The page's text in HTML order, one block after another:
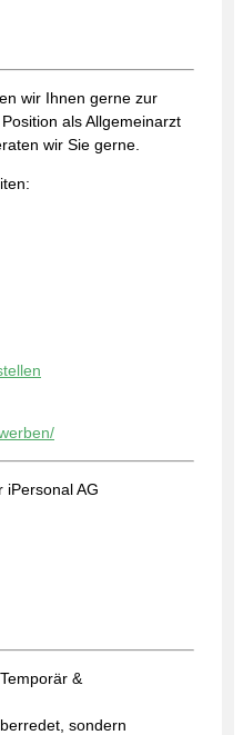
wir Ihnen gerne zur
als Allgemeinarzt
wir Sie gerne.
iPersonal AG
&
sondern